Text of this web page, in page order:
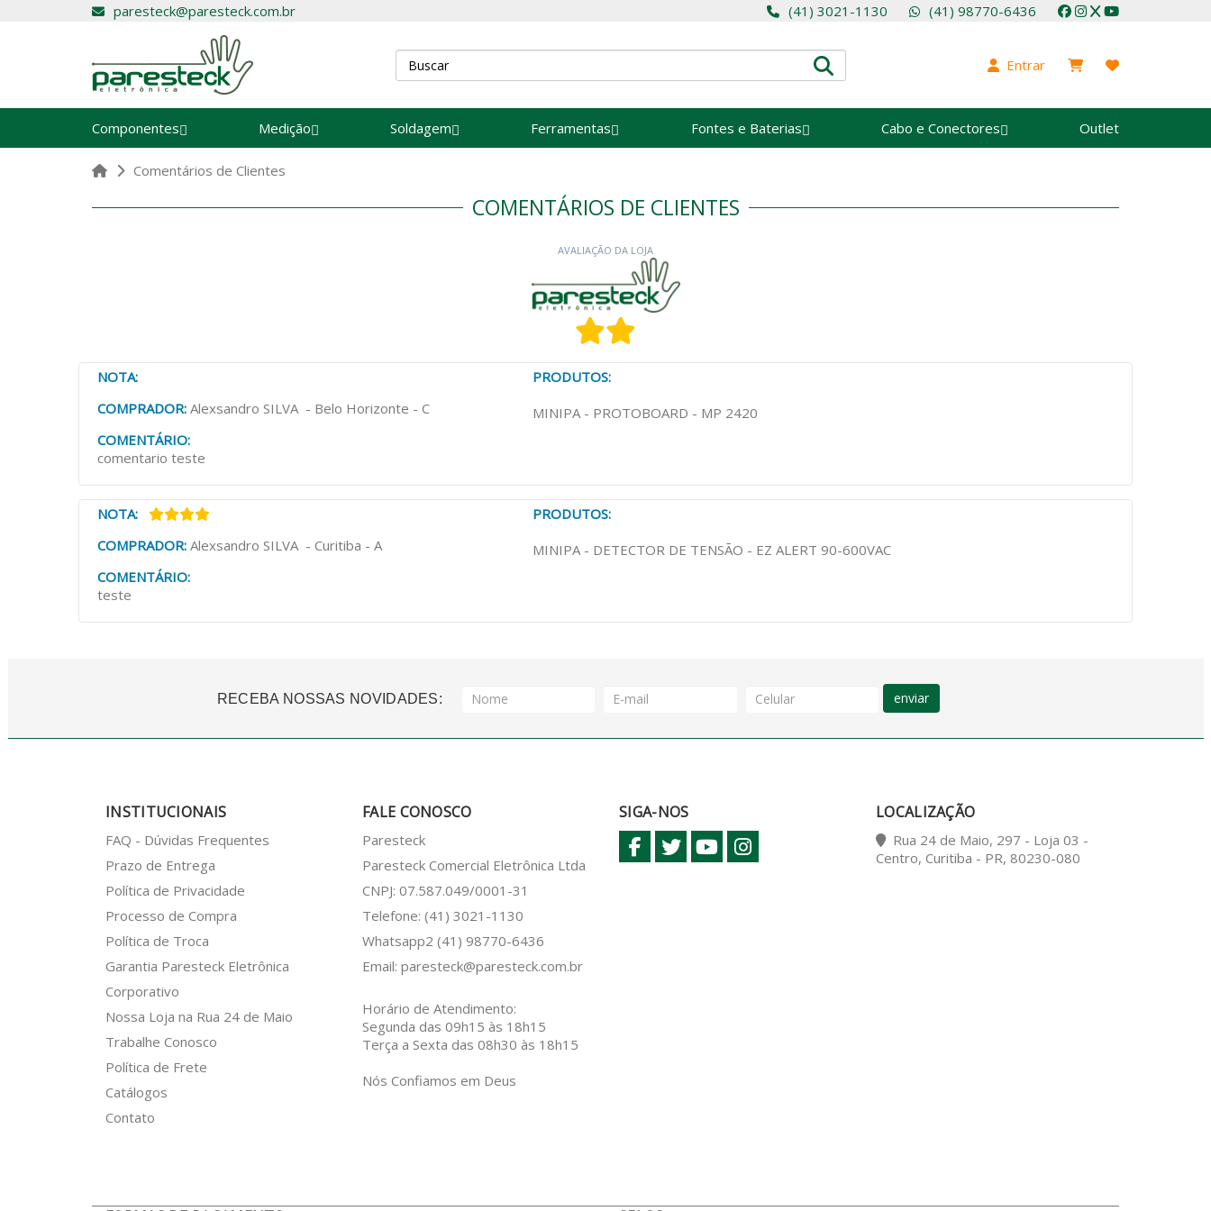
paresteck@paresteck.com.br (41) 3021-1130 (41) 98770-6436
Entrar
Componentes Medição Soldagem Ferramentas Fontes e Baterias Cabo e Conectores Outlet
Comentários de Clientes
COMENTÁRIOS DE CLIENTES
AVALIAÇÃO DA LOJA
NOTA:
COMPRADOR: Alexsandro SILVA - Belo Horizonte - C
COMENTÁRIO:
comentario teste
PRODUTOS:
MINIPA - PROTOBOARD - MP 2420
NOTA:
COMPRADOR: Alexsandro SILVA - Curitiba - A
COMENTÁRIO:
teste
PRODUTOS:
MINIPA - DETECTOR DE TENSÃO - EZ ALERT 90-600VAC
RECEBA NOSSAS NOVIDADES: enviar
INSTITUCIONAIS
FAQ - Dúvidas Frequentes
Prazo de Entrega
Política de Privacidade
Processo de Compra
Política de Troca
Garantia Paresteck Eletrônica
Corporativo
Nossa Loja na Rua 24 de Maio
Trabalhe Conosco
Política de Frete
Catálogos
Contato
FALE CONOSCO
Paresteck
Paresteck Comercial Eletrônica Ltda
CNPJ: 07.587.049/0001-31
Telefone: (41) 3021-1130
Whatsapp2 (41) 98770-6436
Email: paresteck@paresteck.com.br
Horário de Atendimento:
Segunda das 09h15 às 18h15
Terça a Sexta das 08h30 às 18h15
Nós Confiamos em Deus
SIGA-NOS LOCALIZAÇÃO
Rua 24 de Maio, 297 - Loja 03 -
Centro, Curitiba - PR, 80230-080